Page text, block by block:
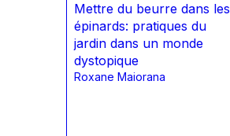
Mettre du beurre dans les
épinards: pratiques du
jardin dans un monde
dystopique
Roxane Maiorana